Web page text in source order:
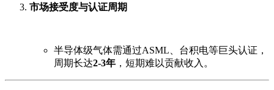
市场接受度与认证周期
半导体级气体需通过ASML、台积电等巨头认证，
周期长达2-3年 ，短期难以贡献收入。